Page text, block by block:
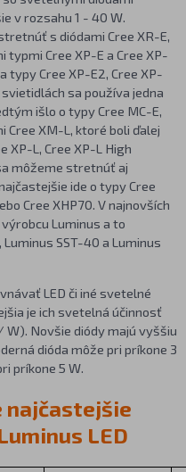
v rozsahu 1 - 40 W.
s diódami Cree XR-E,
Cree XP-E a Cree XP-
typy Cree XP-E2, Cree XP-
svietidlách sa používa jedna
išlo o typy Cree MC-E,
Cree XM-L, ktoré boli ďalej
XP-L, Cree XP-L High
môžeme stretnúť aj
ide o typy Cree
Cree XHP70. V najnovších
Luminus a to
SST-40 a Luminus
LED či iné svetelné
je ich svetelná účinnosť
Novšie diódy majú vyššiu
dióda môže pri príkone 3
príkone 5 W.
najčastejšie
LED